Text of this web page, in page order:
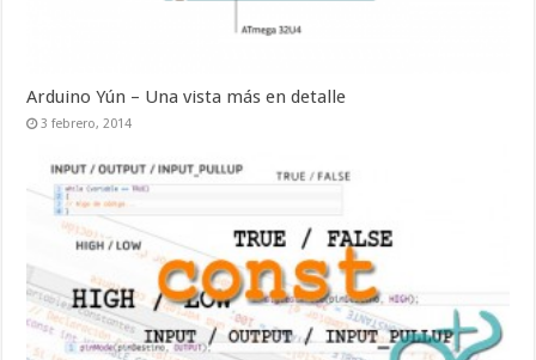
Arduino Yún – Una vista más en detalle
3 febrero, 2014